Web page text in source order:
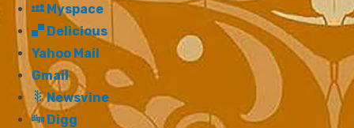
Myspace
Delicious
Yahoo Mail
Gmail
Newsvine
Digg